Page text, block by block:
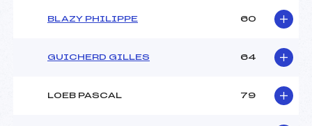
BLAZY PHILIPPE 60
GUICHERD GILLES 64
LOEB PASCAL 79